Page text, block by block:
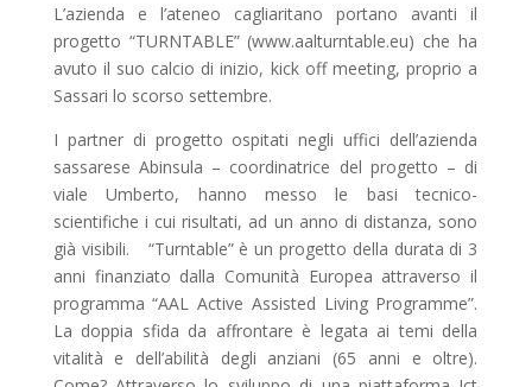
L’azienda e l’ateneo cagliaritano portano avanti il
progetto “TURNTABLE” (www.aalturntable.eu) che ha
avuto il suo calcio di inizio, kick off meeting, proprio a
Sassari lo scorso settembre.
I partner di progetto ospitati negli uffici dell’azienda
sassarese Abinsula – coordinatrice del progetto – di
viale Umberto, hanno messo le basi tecnico-
scientifiche i cui risultati, ad un anno di distanza, sono
già visibili. “Turntable” è un progetto della durata di 3
anni finanziato dalla Comunità Europea attraverso il
programma “AAL Active Assisted Living Programme”.
La doppia sfida da affrontare è legata ai temi della
vitalità e dell’abilità degli anziani (65 anni e oltre).